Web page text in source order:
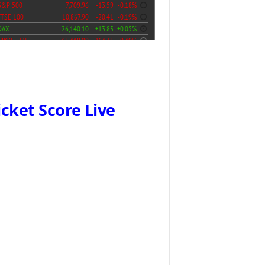
Score Live